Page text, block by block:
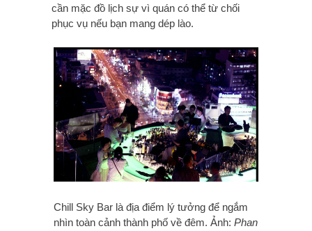
cần mặc đồ lịch sự vì quán có thể từ chối
phục vụ nếu bạn mang dép lào.
Chill Sky Bar là địa điểm lý tưởng để ngắm
nhìn toàn cảnh thành phố về đêm. Ảnh: Phan